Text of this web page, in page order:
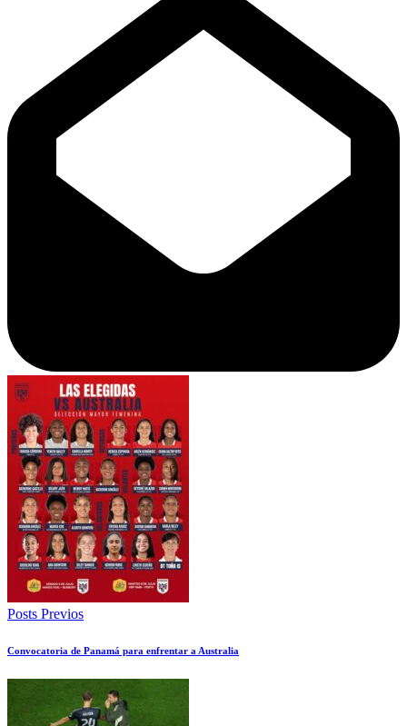
Posts Previos
Convocatoria de Panamá para enfrentar a Australia